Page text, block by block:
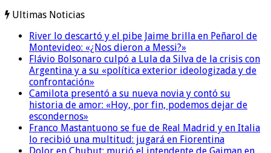
Ultimas Noticias
River lo descartó y el pibe Jaime brilla en Peñarol de
Montevideo: «¿Nos dieron a Messi?»
Flávio Bolsonaro culpó a Lula da Silva de la crisis con
Argentina y a su «política exterior ideologizada y de
confrontación»
Camilota presentó a su nueva novia y contó su
historia de amor: «Hoy, por fin, podemos dejar de
escondernos»
Franco Mastantuono se fue de Real Madrid y en Italia
lo recibió una multitud: jugará en Fiorentina